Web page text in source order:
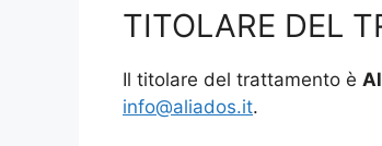
TITOLARE DEL
Il titolare del trattamento è
info@aliados.it.